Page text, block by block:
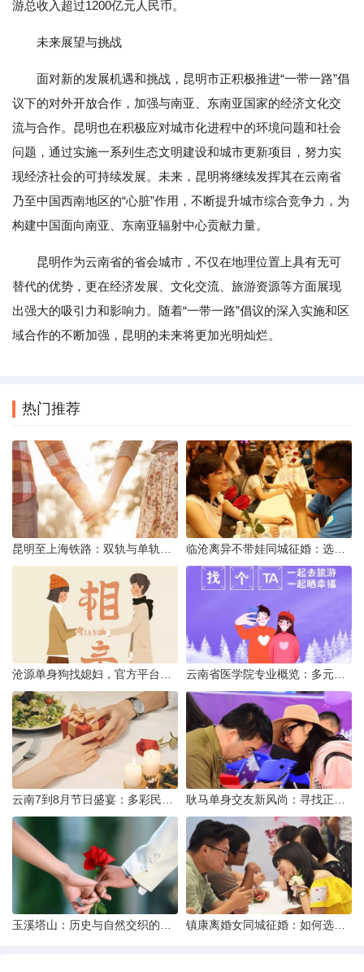
游总收入超过1200亿元人民币。
未来展望与挑战
面对新的发展机遇和挑战，昆明市正积极推进“一带一路”倡
议下的对外开放合作，加强与南亚、东南亚国家的经济文化交
流与合作。昆明也在积极应对城市化进程中的环境问题和社会
问题，通过实施一系列生态文明建设和城市更新项目，努力实
现经济社会的可持续发展。未来，昆明将继续发挥其在云南省
乃至中国西南地区的“心脏”作用，不断提升城市综合竞争力，为
构建中国面向南亚、东南亚辐射中心贡献力量。
昆明作为云南省的省会城市，不仅在地理位置上具有无可
替代的优势，更在经济发展、文化交流、旅游资源等方面展现
出强大的吸引力和影响力。随着“一带一路”倡议的深入实施和区
域合作的不断加强，昆明的未来将更加光明灿烂。
热门推荐